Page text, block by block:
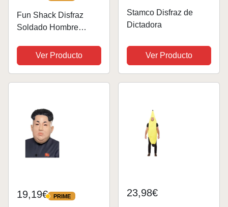
Fun Shack Disfraz
Soldado Hombre
Hombre WW2, Disfraz
Militar Hombre Adulto,
Disfraz Soldado
Ver Producto
Stamco Disfraz de
Dictadora
Ver Producto
19,19€ PRIME
PRIME 23,98€